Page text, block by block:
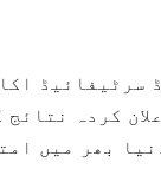
بھر میں